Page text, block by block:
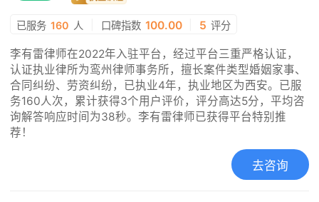
已服务 160 人 口碑指数 100.00 5 评分
李有雷律师在2022年入驻平台，经过平台三重严格认证，
认证执业律所为鸾州律师事务所，擅长案件类型婚姻家事、
合同纠纷、劳资纠纷，已执业4年，执业地区为西安。已服
务160人次，累计获得3个用户评价，评分高达5分，平均咨
询解答响应时间为38秒。李有雷律师已获得平台特别推
荐！
去咨询